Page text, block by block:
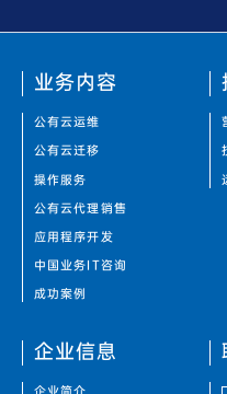
业务内容
公有云运维
公有云迁移
操作服务
公有云代理销售
应用程序开发
中国业务IT咨询
成功案例
企业信息